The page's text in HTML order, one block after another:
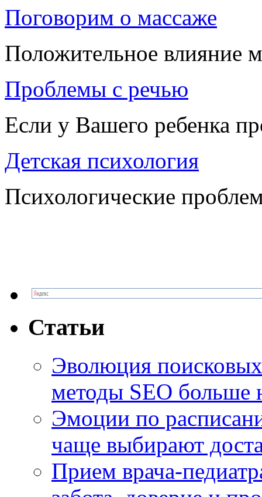
Поговорим о массаже
Положительное влияние
Проблемы с речью
Если у Вашего ребенка
Детская психология
Психологические
Статьи
Эволюция
методы SEO больше
Эмоции по
чаще выбирают
Прием врача-